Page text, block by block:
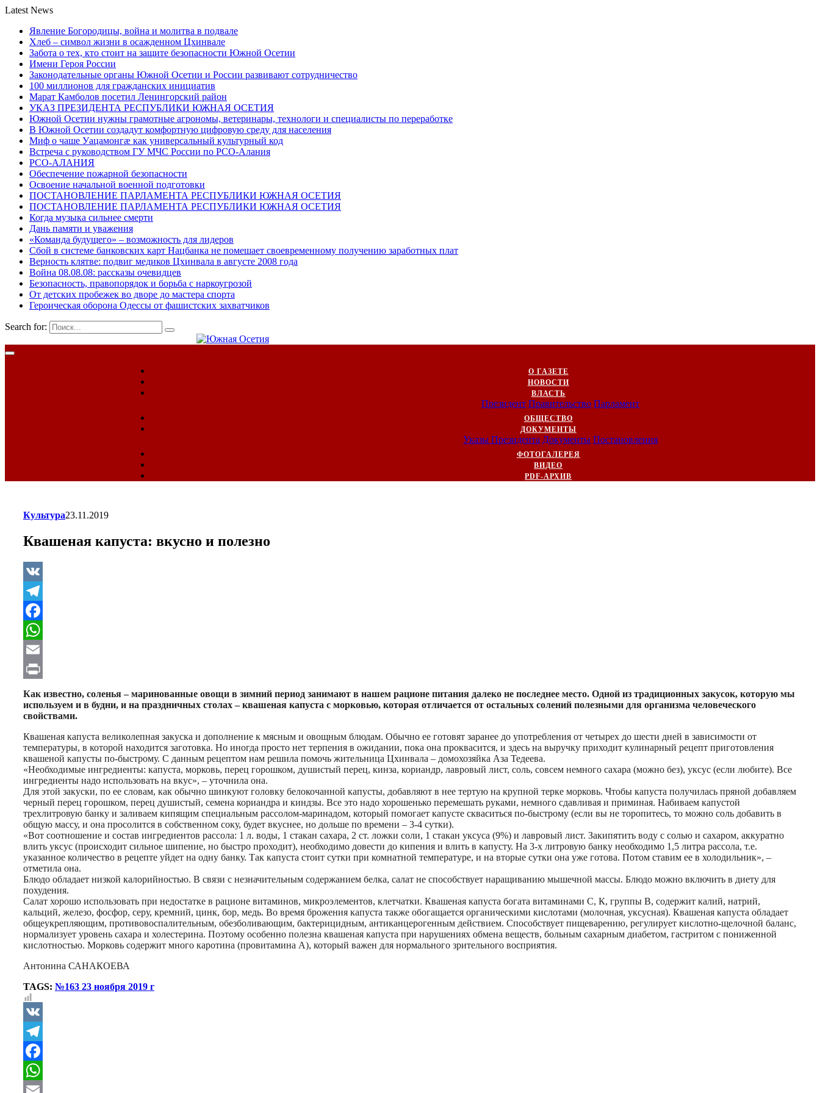
Latest News
Явление Богородицы, война и молитва в подвале
Хлеб – символ жизни в осажденном Цхинвале
Забота о тех, кто стоит на защите безопасности Южной Осетии
Имени Героя России
Законодательные органы Южной Осетии и России развивают сотрудничество
100 миллионов для гражданских инициатив
Марат Камболов посетил Ленингорский район
УКАЗ ПРЕЗИДЕНТА РЕСПУБЛИКИ ЮЖНАЯ ОСЕТИЯ
Южной Осетии нужны грамотные агрономы, ветеринары, технологи и специалисты по переработке
В Южной Осетии создадут комфортную цифровую среду для населения
Миф о чаше Уацамонгæ как универсальный культурный код
Встреча с руководством ГУ МЧС России по РСО-Алания
РСО-АЛАНИЯ
Обеспечение пожарной безопасности
Освоение начальной военной подготовки
ПОСТАНОВЛЕНИЕ ПАРЛАМЕНТА РЕСПУБЛИКИ ЮЖНАЯ ОСЕТИЯ
ПОСТАНОВЛЕНИЕ ПАРЛАМЕНТА РЕСПУБЛИКИ ЮЖНАЯ ОСЕТИЯ
Когда музыка сильнее смерти
Дань памяти и уважения
«Команда будущего» – возможность для лидеров
Сбой в системе банковских карт Нацбанка не помешает своевременному получению заработных плат
Верность клятве: подвиг медиков Цхинвала в августе 2008 года
Война 08.08.08: рассказы очевидцев
Безопасность, правопорядок и борьба с наркоугрозой
От детских пробежек во дворе до мастера спорта
Героическая оборона Одессы от фашистских захватчиков
Search for:
О ГАЗЕТЕ
НОВОСТИ
ВЛАСТЬ
Президент Правительство Парламент
ОБЩЕСТВО
ДОКУМЕНТЫ
Указы Президента Документы Постановления
ФОТОГАЛЕРЕЯ
ВИДЕО
PDF-АРХИВ
Культура23.11.2019
Квашеная капуста: вкусно и полезно
VK
Telegram
Facebook
WhatsApp
Email
Print
Как известно, соленья – маринованные овощи в зимний период занимают в нашем рационе питания далеко не последнее место. Одной из традиционных закусок, которую мы
используем и в будни, и на праздничных столах – квашеная капуста с морковью, которая отличается от остальных солений полезными для организма человеческого
свойствами.
Квашеная капуста великолепная закуска и дополнение к мясным и овощным блюдам. Обычно ее готовят заранее до употребления от четырех до шести дней в зависимости от
температуры, в которой находится заготовка. Но иногда просто нет терпения в ожидании, пока она проквасится, и здесь на выручку приходит кулинарный рецепт приготовления
квашеной капусты по-быстрому. С данным рецептом нам решила помочь жительница Цхинвала – домохозяйка Аза Тедеева.
«Необходимые ингредиенты: капуста, морковь, перец горошком, душистый перец, кинза, кориандр, лавровый лист, соль, совсем немного сахара (можно без), уксус (если любите). Все
ингредиенты надо использовать на вкус», – уточнила она.
Для этой закуски, по ее словам, как обычно шинкуют головку белокочанной капусты, добавляют в нее тертую на крупной терке морковь. Чтобы капуста получилась пряной добавляем
черный перец горошком, перец душистый, семена кориандра и киндзы. Все это надо хорошенько перемешать руками, немного сдавливая и приминая. Набиваем капустой
трехлитровую банку и заливаем кипящим специальным рассолом-маринадом, который помогает капусте скваситься по-быстрому (если вы не торопитесь, то можно соль добавить в
общую массу, и она просолится в собственном соку, будет вкуснее, но дольше по времени – 3-4 сутки).
«Вот соотношение и состав ингредиентов рассола: 1 л. воды, 1 стакан сахара, 2 ст. ложки соли, 1 стакан уксуса (9%) и лавровый лист. Закипятить воду с солью и сахаром, аккуратно
влить уксус (происходит сильное шипение, но быстро проходит), необходимо довести до кипения и влить в капусту. На 3-х литровую банку необходимо 1,5 литра рассола, т.е.
указанное количество в рецепте уйдет на одну банку. Так капуста стоит сутки при комнатной температуре, и на вторые сутки она уже готова. Потом ставим ее в холодильник», –
отметила она.
Блюдо обладает низкой калорийностью. В связи с незначительным содержанием белка, салат не способствует наращиванию мышечной массы. Блюдо можно включить в диету для
похудения.
Салат хорошо использовать при недостатке в рационе витаминов, микроэлементов, клетчатки. Квашеная капуста богата витаминами С, К, группы В, содержит калий, натрий,
кальций, железо, фосфор, серу, кремний, цинк, бор, медь. Во время брожения капуста также обогащается органическими кислотами (молочная, уксусная). Квашеная капуста обладает
общеукрепляющим, противовоспалительным, обезболивающим, бактерицидным, антиканцерогенным действием. Способствует пищеварению, регулирует кислотно-щелочной баланс,
нормализует уровень сахара и холестерина. Поэтому особенно полезна квашеная капуста при нарушениях обмена веществ, больным сахарным диабетом, гастритом с пониженной
кислотностью. Морковь содержит много каротина (провитамина А), который важен для нормального зрительного восприятия.
Антонина САНАКОЕВА
TAGS: №163 23 ноября 2019 г
VK
Telegram
Facebook
WhatsApp